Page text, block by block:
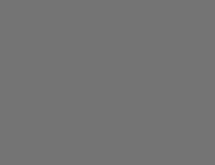
Sales Account Manager